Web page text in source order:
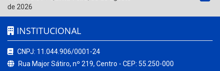
de 2026
INSTITUCIONAL
CNPJ: 11.044.906/0001-24
Rua Major Sátiro, nº 219, Centro - CEP: 55.250-000